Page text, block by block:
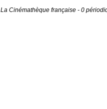
La Cinémathèque française - 0